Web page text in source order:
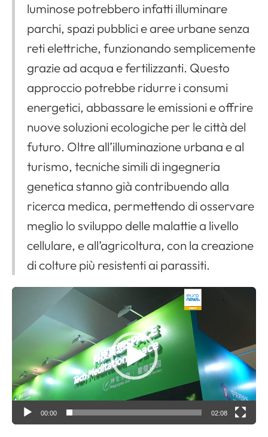
luminose potrebbero infatti illuminare
parchi, spazi pubblici e aree urbane senza
reti elettriche, funzionando semplicemente
grazie ad acqua e fertilizzanti. Questo
approccio potrebbe ridurre i consumi
energetici, abbassare le emissioni e offrire
nuove soluzioni ecologiche per le città del
futuro. Oltre all’illuminazione urbana e al
turismo, tecniche simili di ingegneria
genetica stanno già contribuendo alla
ricerca medica, permettendo di osservare
meglio lo sviluppo delle malattie a livello
cellulare, e all’agricoltura, con la creazione
di colture più resistenti ai parassiti.
V
P
l
y
00:00 02:08